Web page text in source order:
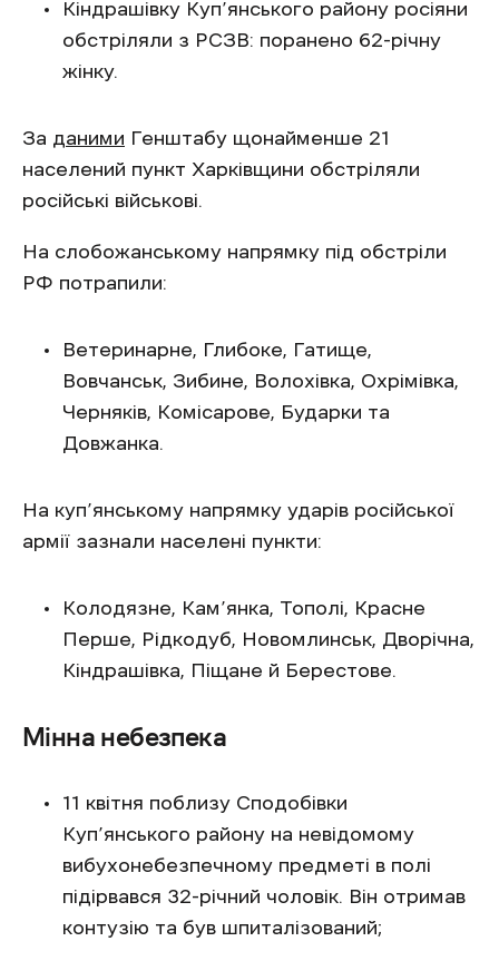
Кіндрашівку Куп’янського району росіяни
обстріляли з РСЗВ: поранено 62-річну
жінку.
За даними Генштабу щонайменше 21
населений пункт Харківщини обстріляли
російські військові.
На слобожанському напрямку під обстріли
РФ потрапили:
Ветеринарне, Глибоке, Гатище,
Вовчанськ, Зибине, Волохівка, Охрімівка,
Черняків, Комісарове, Бударки та
Довжанка.
На куп’янському напрямку ударів російської
армії зазнали населені пункти:
Колодязне, Кам’янка, Тополі, Красне
Перше, Рідкодуб, Новомлинськ, Дворічна,
Кіндрашівка, Піщане й Берестове.
Мінна небезпека
11 квітня поблизу Сподобівки
Куп’янського району на невідомому
вибухонебезпечному предметі в полі
підірвався 32-річний чоловік. Він отримав
контузію та був шпиталізований;